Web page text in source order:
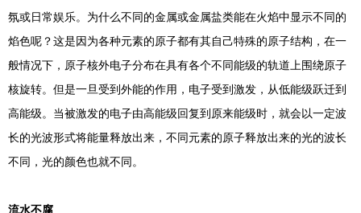
氛或日常娱乐。为什么不同的金属或金属盐类能在火焰中显示不同的
焰色呢？这是因为各种元素的原子都有其自己特殊的原子结构，在一
般情况下，原子核外电子分布在具有各个不同能级的轨道上围绕原子
核旋转。但是一旦受到外能的作用，电子受到激发，从低能级跃迁到
高能级。当被激发的电子由高能级回复到原来能级时，就会以一定波
长的光波形式将能量释放出来，不同元素的原子释放出来的光的波长
不同，光的颜色也就不同。
流水不腐